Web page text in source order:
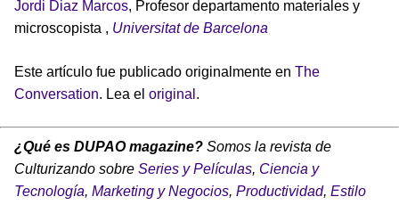
Jordi Diaz Marcos, Profesor departamento materiales y
microscopista , Universitat de Barcelona
Este artículo fue publicado originalmente en The
Conversation. Lea el original .
¿Qué es DUPAO magazine? Somos la revista de
Culturizando sobre Series y Películas, Ciencia y
Tecnología, Marketing y Negocios, Productividad, Estilo